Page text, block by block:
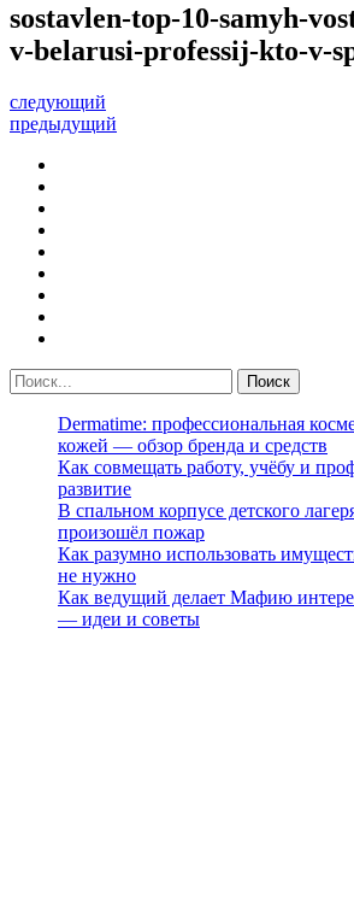
sostavlen-top-10-samyh-
v-belarusi-professij-kto-v-
следующий
предыдущий
Dermatime: профессиональная
кожей — обзор бренда и средств
Как совмещать работу, учёбу и
развитие
В спальном корпусе детского
произошёл пожар
Как разумно использовать
не нужно
Как ведущий делает Мафию
— идеи и советы